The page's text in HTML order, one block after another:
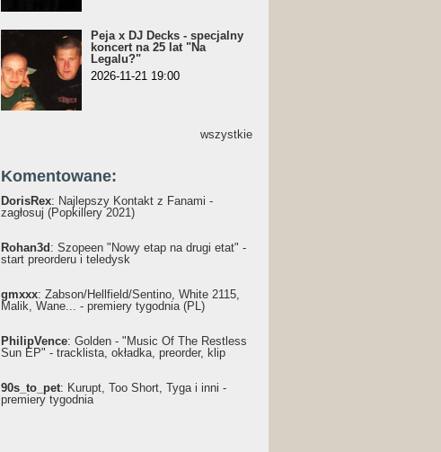
Peja x DJ Decks - specjalny
koncert na 25 lat "Na
Legalu?"
2026-11-21 19:00
wszystkie
Komentowane:
DorisRex: Najlepszy Kontakt z Fanami -
zagłosuj (Popkillery 2021)
Rohan3d : Szopeen "Nowy etap na drugi etat" -
start preorderu i teledysk
gmxxx: Żabson/Hellfield/Sentino, White 2115,
Malik, Wane... - premiery tygodnia (PL)
PhilipVence: Golden - "Music Of The Restless
Sun EP" - tracklista, okładka, preorder, klip
90s_to_pet: Kurupt, Too Short, Tyga i inni -
premiery tygodnia